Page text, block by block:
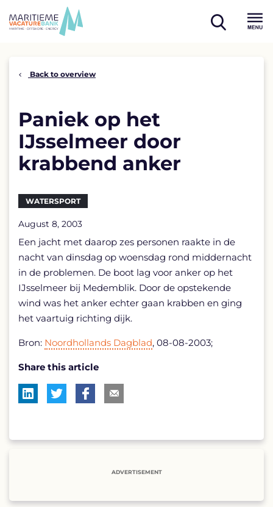
open
Back to overview
Paniek op het
IJsselmeer door
krabbend anker
WATERSPORT
August 8, 2003
Een jacht met daarop zes personen raakte in de
nacht van dinsdag op woensdag rond middernacht
in de problemen. De boot lag voor anker op het
IJsselmeer bij Medemblik. Door de opstekende
wind was het anker echter gaan krabben en ging
het vaartuig richting dijk.
Bron: Noordhollands Dagblad, 08-08-2003;
Share this article
ADVERTISEMENT